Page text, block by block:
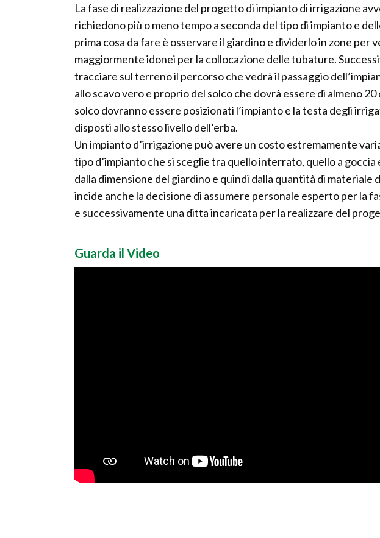
La fase di realizzazione del progetto di impianto di irrigazione
richiedono più o meno tempo a seconda del tipo di impianto e
prima cosa da fare è osservare il giardino e dividerlo in zone per
maggiormente idonei per la collocazione delle tubature.
tracciare sul terreno il percorso che vedrà il passaggio
allo scavo vero e proprio del solco che dovrà essere di almeno
solco dovranno essere posizionati l’impianto e la testa degli
disposti allo stesso livello dell’erba.
Un impianto d’irrigazione può avere un costo estremamente
tipo d’impianto che si sceglie tra quello interrato, quello a
dalla dimensione del giardino e quindi dalla quantità di materiale
incide anche la decisione di assumere personale esperto per la
e successivamente una ditta incaricata per la realizzare del
Guarda il Video